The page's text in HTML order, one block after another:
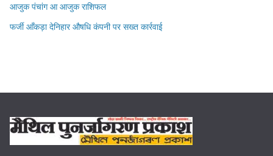
आजुक पंचांग आ आजुक राशिफल
फर्जी आँकड़ा देनिहार औषधि कंपनी पर सख्त कार्रवाई